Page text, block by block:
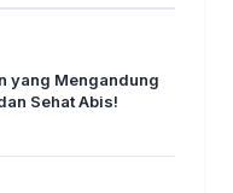
yang Mengandung
Sehat Abis!